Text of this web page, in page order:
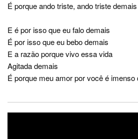
É porque ando triste, ando triste demais
E é por isso que eu falo demais
É por isso que eu bebo demais
E a razão porque vivo essa vida
Agitada demais
É porque meu amor por você é imenso